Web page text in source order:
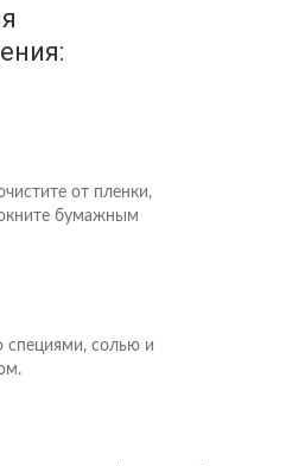
от пленки,
бумажным
специями, солью и